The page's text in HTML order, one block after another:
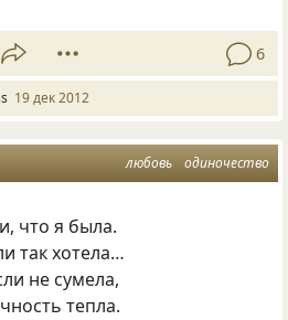
6
19 дек 2012
любовь одиночество
что я была.
так хотела…
не сумела,
тепла.